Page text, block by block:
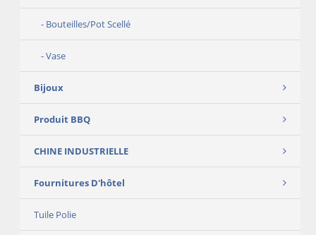
Bouteilles/Pot Scellé
Vase
Bijoux
Produit BBQ
CHINE INDUSTRIELLE
Fournitures D'hôtel
Tuile Polie